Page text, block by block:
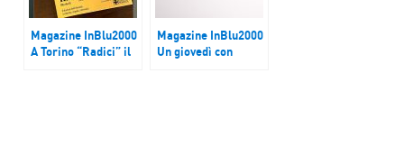
Magazine InBlu2000
A Torino “Radici” il
Magazine InBlu2000
Un giovedì con